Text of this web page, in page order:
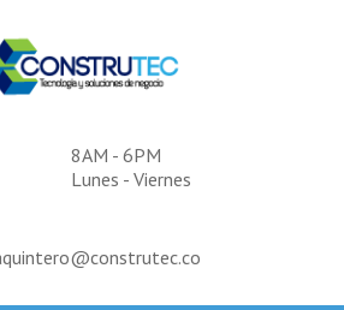
8AM - 6PM
Lunes - Viernes